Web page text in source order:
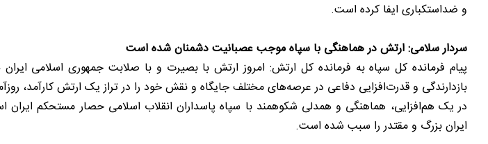
و ضداستکباری ایفا کرده است.
سردار سلامی: ارتش در هماهنگی با سپاه موجب عصبانیت دشمنان شده است
پیام فرمانده کل سپاه به فرمانده کل ارتش: امروز ارتش با بصیرت و با صلابت جمهوری اسلامی
بازدارندگی و قدرت‌افزایی دفاعی در عرصه‌های مختلف جایگاه و نقش خود را در تراز یک ارتش کارآمد،
در یک هم‌افزایی، هماهنگی و همدلی شکوهمند با سپاه پاسداران انقلاب اسلامی حصار مستحکم
ایران بزرگ و مقتدر را سبب شده است.